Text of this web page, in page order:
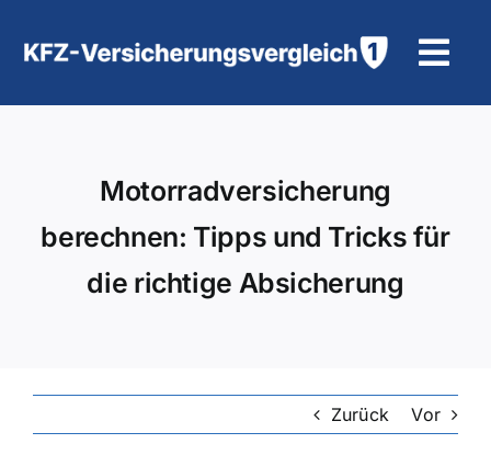
Inhalt
Motorradversicherung
Motorradversicherung
berechnen: Tipps und Tricks für
die richtige Absicherung
Zurück Vor